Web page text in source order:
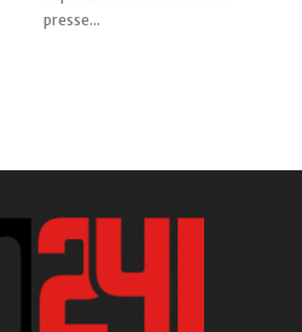
presse...